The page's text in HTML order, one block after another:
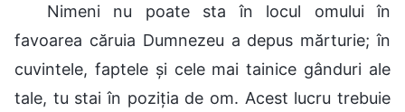
Nimeni nu poate sta în locul omului în
favoarea căruia Dumnezeu a depus mărturie; în
cuvintele, faptele și cele mai tainice gânduri ale
tale, tu stai în poziția de om. Acest lucru trebuie